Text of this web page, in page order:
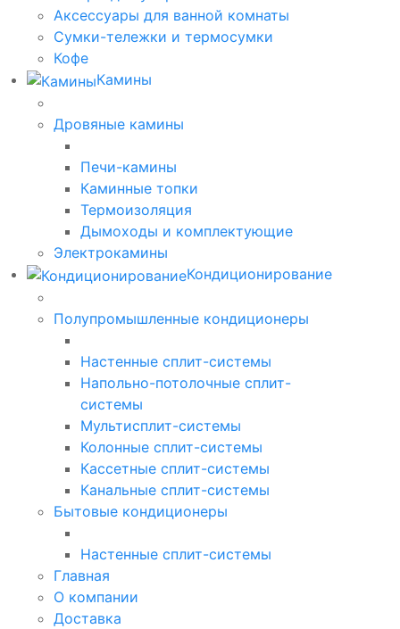
Аксессуары для ванной комнаты
Сумки-тележки и термосумки
Кофе
Камины
Дровяные камины
Печи-камины
Каминные топки
Термоизоляция
Дымоходы и комплектующие
Электрокамины
Кондиционирование
Полупромышленные кондиционеры
Настенные сплит-системы
Напольно-потолочные сплит-
системы
Мультисплит-системы
Колонные сплит-системы
Кассетные сплит-системы
Канальные сплит-системы
Бытовые кондиционеры
Настенные сплит-системы
Главная
О компании
Доставка